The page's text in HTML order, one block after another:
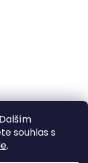
souhlas s
.